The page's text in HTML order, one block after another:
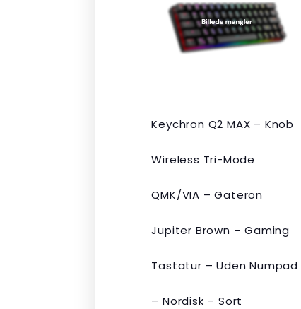
Keychron Q2 MAX – Knob
Wireless Tri-Mode
QMK/VIA – Gateron
Jupiter Brown – Gaming
Tastatur – Uden Numpad
– Nordisk – Sort
var:
kr. 2.190,00.
er:
kr. 1.465,00.